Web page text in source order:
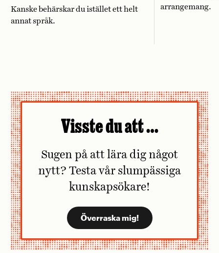
Kanske behärskar du istället ett helt
annat språk.
arrangemang.
Visste du att …
Sugen på att lära dig något
nytt? Testa vår slumpässiga
kunskapsökare!